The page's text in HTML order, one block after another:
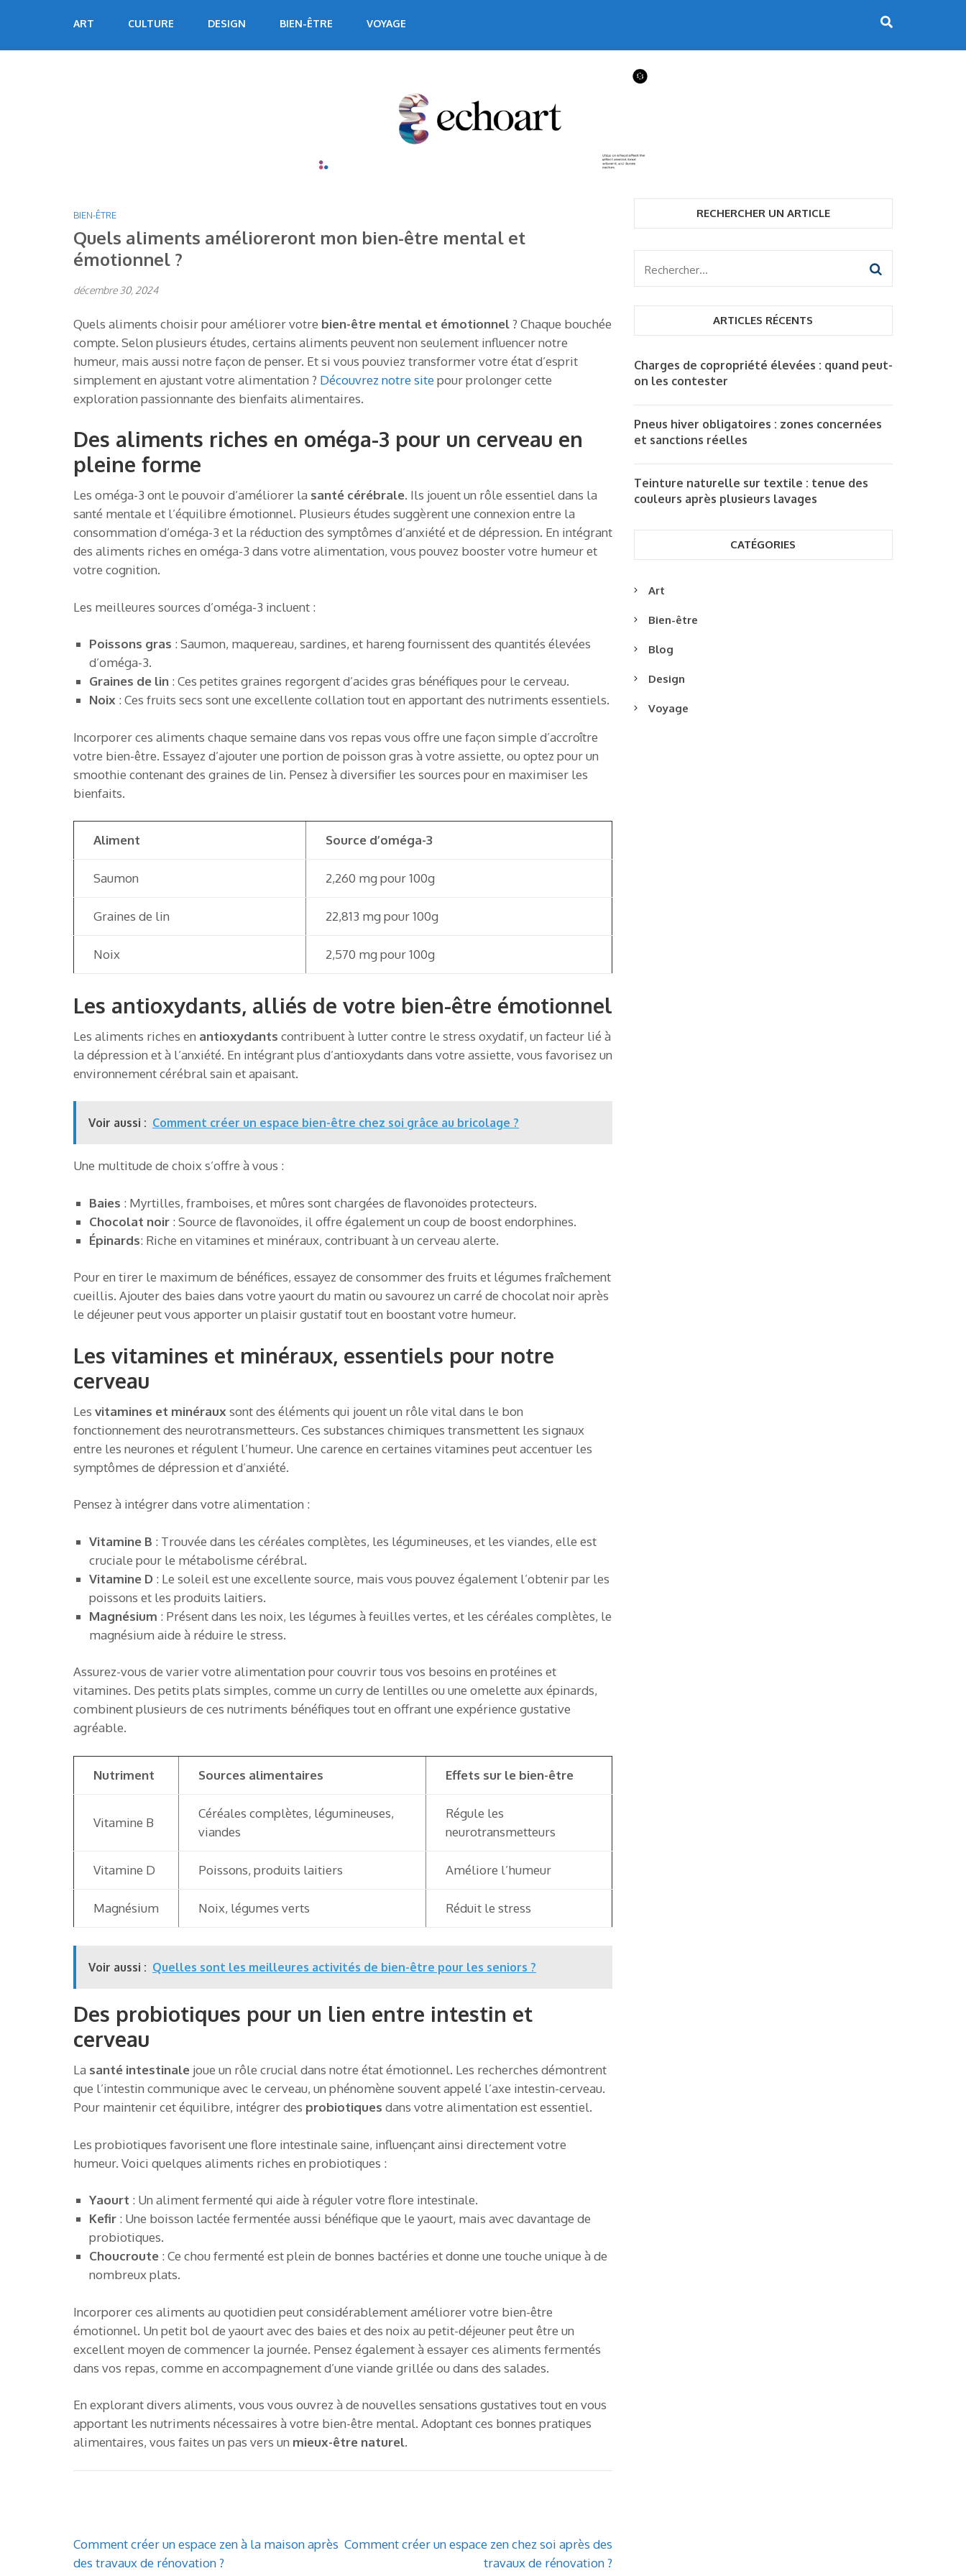
Echoart
Voyagez au cœur de l'art
ART CULTURE DESIGN BIEN-ÊTRE VOYAGE
BIEN-ÊTRE
Quels aliments amélioreront mon bien-être mental et
émotionnel ?
décembre 30, 2024
Quels aliments choisir pour améliorer votre bien-être mental et émotionnel ? Chaque bouchée
compte. Selon plusieurs études, certains aliments peuvent non seulement influencer notre
humeur, mais aussi notre façon de penser. Et si vous pouviez transformer votre état d’esprit
simplement en ajustant votre alimentation ? Découvrez notre sitepour prolonger cette
exploration passionnante des bienfaits alimentaires.
Des aliments riches en oméga-3 pour un cerveau en
pleine forme
Les oméga-3 ont le pouvoir d’améliorer la santé cérébrale. Ils jouent un rôle essentiel dans la
santé mentale et l’équilibre émotionnel. Plusieurs études suggèrent une connexion entre la
consommation d’oméga-3 et la réduction des symptômes d’anxiété et de dépression. En intégrant
des aliments riches en oméga-3 dans votre alimentation, vous pouvez booster votre humeur et
votre cognition.
Les meilleures sources d’oméga-3 incluent :
Poissons gras : Saumon, maquereau, sardines, et hareng fournissent des quantités élevées
d’oméga-3.
Graines de lin : Ces petites graines regorgent d’acides gras bénéfiques pour le cerveau.
Noix : Ces fruits secs sont une excellente collation tout en apportant des nutriments essentiels.
Incorporer ces aliments chaque semaine dans vos repas vous offre une façon simple d’accroître
votre bien-être. Essayez d’ajouter une portion de poisson gras à votre assiette, ou optez pour un
smoothie contenant des graines de lin. Pensez à diversifier les sources pour en maximiser les
bienfaits.
Aliment Source d’oméga-3
Saumon 2,260 mg pour 100g
Graines de lin 22,813 mg pour 100g
Noix 2,570 mg pour 100g
Les antioxydants, alliés de votre bien-être émotionnel
Les aliments riches en antioxydants contribuent à lutter contre le stress oxydatif, un facteur lié à
la dépression et à l’anxiété. En intégrant plus d’antioxydants dans votre assiette, vous favorisez un
environnement cérébral sain et apaisant.
Voir aussi : Comment créer un espace bien-être chez soi grâce au bricolage ?
Une multitude de choix s’offre à vous :
Baies : Myrtilles, framboises, et mûres sont chargées de flavonoïdes protecteurs.
Chocolat noir : Source de flavonoïdes, il offre également un coup de boost endorphines.
Épinards: Riche en vitamines et minéraux, contribuant à un cerveau alerte.
Pour en tirer le maximum de bénéfices, essayez de consommer des fruits et légumes fraîchement
cueillis. Ajouter des baies dans votre yaourt du matin ou savourez un carré de chocolat noir après
le déjeuner peut vous apporter un plaisir gustatif tout en boostant votre humeur.
Les vitamines et minéraux, essentiels pour notre
cerveau
Les vitamines et minéraux sont des éléments qui jouent un rôle vital dans le bon
fonctionnement des neurotransmetteurs. Ces substances chimiques transmettent les signaux
entre les neurones et régulent l’humeur. Une carence en certaines vitamines peut accentuer les
symptômes de dépression et d’anxiété.
Pensez à intégrer dans votre alimentation :
Vitamine B : Trouvée dans les céréales complètes, les légumineuses, et les viandes, elle est
cruciale pour le métabolisme cérébral.
Vitamine D : Le soleil est une excellente source, mais vous pouvez également l’obtenir par les
poissons et les produits laitiers.
Magnésium : Présent dans les noix, les légumes à feuilles vertes, et les céréales complètes, le
magnésium aide à réduire le stress.
Assurez-vous de varier votre alimentation pour couvrir tous vos besoins en protéines et
vitamines. Des petits plats simples, comme un curry de lentilles ou une omelette aux épinards,
combinent plusieurs de ces nutriments bénéfiques tout en offrant une expérience gustative
agréable.
Nutriment Sources alimentaires Effets sur le bien-être
Vitamine B
Céréales complètes, légumineuses,
viandes
Régule les
neurotransmetteurs
Vitamine D Poissons, produits laitiers Améliore l’humeur
Magnésium Noix, légumes verts Réduit le stress
Voir aussi : Quelles sont les meilleures activités de bien-être pour les seniors ?
Des probiotiques pour un lien entre intestin et
cerveau
La santé intestinale joue un rôle crucial dans notre état émotionnel. Les recherches démontrent
que l’intestin communique avec le cerveau, un phénomène souvent appelé l’axe intestin-cerveau.
Pour maintenir cet équilibre, intégrer des probiotiques dans votre alimentation est essentiel.
Les probiotiques favorisent une flore intestinale saine, influençant ainsi directement votre
humeur. Voici quelques aliments riches en probiotiques :
Yaourt : Un aliment fermenté qui aide à réguler votre flore intestinale.
Kefir : Une boisson lactée fermentée aussi bénéfique que le yaourt, mais avec davantage de
probiotiques.
Choucroute : Ce chou fermenté est plein de bonnes bactéries et donne une touche unique à de
nombreux plats.
Incorporer ces aliments au quotidien peut considérablement améliorer votre bien-être
émotionnel. Un petit bol de yaourt avec des baies et des noix au petit-déjeuner peut être un
excellent moyen de commencer la journée. Pensez également à essayer ces aliments fermentés
dans vos repas, comme en accompagnement d’une viande grillée ou dans des salades.
En explorant divers aliments, vous vous ouvrez à de nouvelles sensations gustatives tout en vous
apportant les nutriments nécessaires à votre bien-être mental. Adoptant ces bonnes pratiques
alimentaires, vous faites un pas vers un mieux-être naturel.
Navigation
de
Comment créer un espace zen à la maison après
des travaux de rénovation ?
Comment créer un espace zen chez soi après des
travaux de rénovation ?
RECHERCHER UN ARTICLE
Rechercher :
ARTICLES RÉCENTS
Charges de copropriété élevées : quand peut-
on les contester
Pneus hiver obligatoires : zones concernées
et sanctions réelles
Teinture naturelle sur textile : tenue des
couleurs après plusieurs lavages
CATÉGORIES
Art
Bien-être
Blog
Design
Voyage